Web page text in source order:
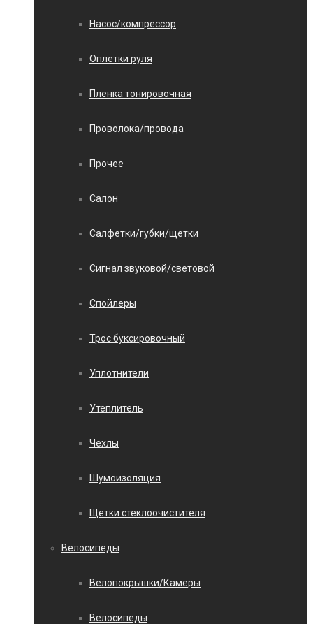
Насос/компрессор
Оплетки руля
Пленка тонировочная
Проволока/провода
Прочее
Салон
Салфетки/губки/щетки
Сигнал звуковой/световой
Спойлеры
Трос буксировочный
Уплотнители
Утеплитель
Чехлы
Шумоизоляция
Щетки стеклоочистителя
Велосипеды
Велопокрышки/Камеры
Велосипеды